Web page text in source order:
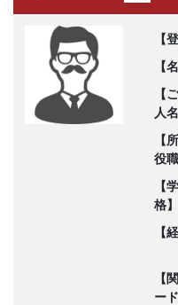
【
【
【
人
【
役職
【
格】
【
【
ード